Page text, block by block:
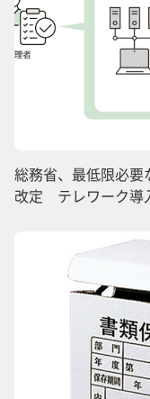
総務省、最低限必要
改定 テレワーク導